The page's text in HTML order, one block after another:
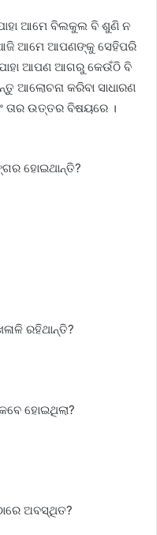
ଆମେ ବିଲକୁଲ ବି ଶୁଣି ନ
ଆଜି ଆମେ ଆପଣଙ୍କୁ ସେହିପରି
ଆପଣ ଆଗରୁ କେଉଁଠି ବି
ଆଲୋଚନା କରିବା ସାଧାରଣ
ତାର ଉତ୍ତର ବିଷୟରେ ।
ହୋଇଥାନ୍ତି?
ରହିଥାନ୍ତି?
ହୋଇଥିଲା?
ଅବସ୍ଥିତ?